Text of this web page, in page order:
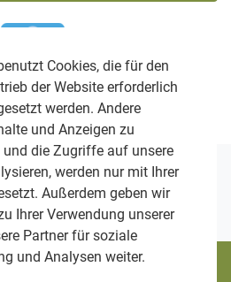
Cookies, die für den
der Website erforderlich
werden. Andere
und Anzeigen zu
und die Zugriffe auf unsere
werden nur mit Ihrer
Außerdem geben wir
Ihrer Verwendung unserer
Partner für soziale
und Analysen weiter.